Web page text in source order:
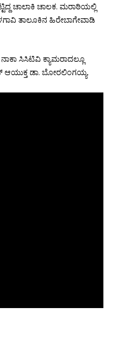
ಚಾಲಾಕಿ ಚಾಲಕ. ಮರಾಠಿಯಲ್ಲಿ
ತಾಲೂಕಿನ ಹಿರೇಬಾಗೇವಾಡಿ
ಸಿಸಿಟಿವಿ ಕ್ಯಾಮರಾದಲ್ಲೂ
ಆಯುಕ್ತ ಡಾ. ಬೋರಲಿಂಗಯ್ಯ.